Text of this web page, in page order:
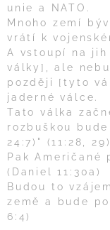
unie a NATO.
Mnoho zemí
vrátí k
A vstoupí na
války], ale
později [tyto
jaderné válce.
Tato válka
rozbuškou
24:7)" (11:28, 29)
Pak Američané
(Daniel 11:30a)
Budou to
země a bude
6:4)